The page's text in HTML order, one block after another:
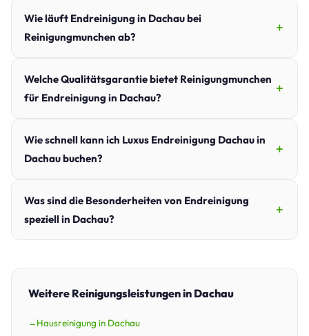
Wie läuft Endreinigung in Dachau bei
Reinigungmunchen ab?
Welche Qualitätsgarantie bietet Reinigungmunchen
für Endreinigung in Dachau?
Wie schnell kann ich Luxus Endreinigung Dachau in
Dachau buchen?
Was sind die Besonderheiten von Endreinigung
speziell in Dachau?
Weitere Reinigungsleistungen in Dachau
Hausreinigung in Dachau